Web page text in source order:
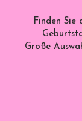
Finden
Große